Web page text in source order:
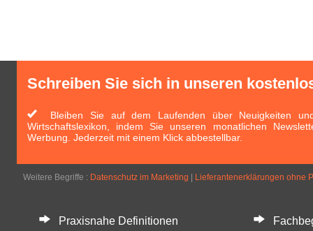
Schreiben Sie sich in unseren
Bleiben Sie auf dem Laufenden über Neuigkeiten
Wirtschaftslexikon, indem Sie unseren monatlichen
Werbung. Jederzeit mit einem Klick abbestellbar.
Weitere Begriffe : Datenschutz im Marketing Lieferantenerklärungen ohne
Praxisnahe Definitionen